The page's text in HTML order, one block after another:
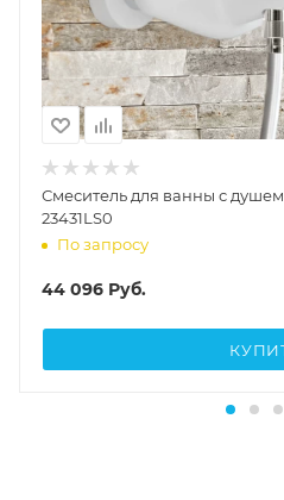
Смеситель для ванны с
23431LS0
По запросу
44 096 Руб.